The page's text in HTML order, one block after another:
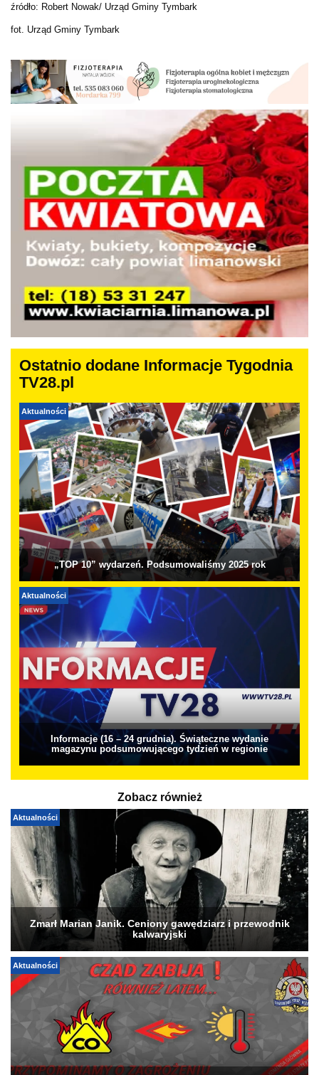
źródło: Robert Nowak/ Urząd Gminy Tymbark
fot. Urząd Gminy Tymbark
Ostatnio dodane Informacje Tygodnia
TV28.pl
Aktualności
„TOP 10” wydarzeń. Podsumowaliśmy 2025 rok
Aktualności
Informacje (16 – 24 grudnia). Świąteczne wydanie
magazynu podsumowującego tydzień w regionie
Zobacz również
Aktualności
Zmarł Marian Janik. Ceniony gawędziarz i przewodnik
kalwaryjski
Aktualności